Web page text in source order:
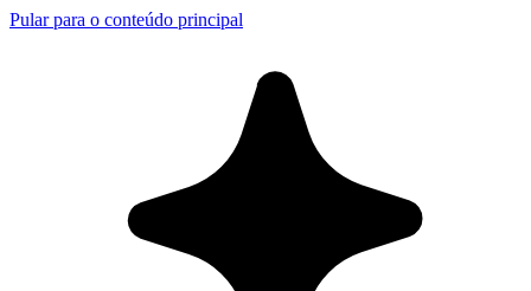
Pular para o conteúdo principal